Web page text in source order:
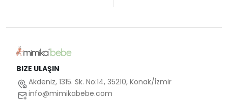
BIZE ULAŞIN
Akdeniz, 1315. Sk. No:14, 35210, Konak/İzmir
info@mimikabebe.com